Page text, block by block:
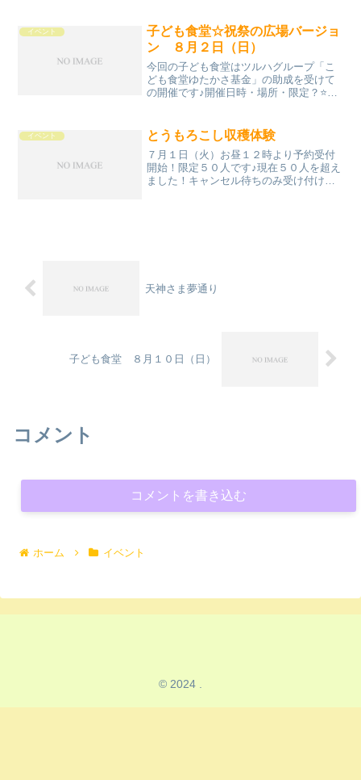
☆公園でメダル探し☆芝生...
イベント
子ども食堂☆祝祭の広場バージョ
ン ８月２日（日）
今回の子ども食堂はツルハグループ「こ
ども食堂ゆたかさ基金」の助成を受けて
の開催です♪開催日時・場所・限定？⭐️８
限定２００人まで‼️ 無くなり次第だよ‼️
※無料駐...
イベント とうもろこし収穫体験
７月１日（火）お昼１２時より予約受付
開始！限定５０人です♪現在５０人を超え
ました！キャンセル待ちのみ受け付けて
天神さま夢通り
子ども食堂 ８月１０日（日）
コメント
コメントを書き込む
ホーム イベント
© 2024 .